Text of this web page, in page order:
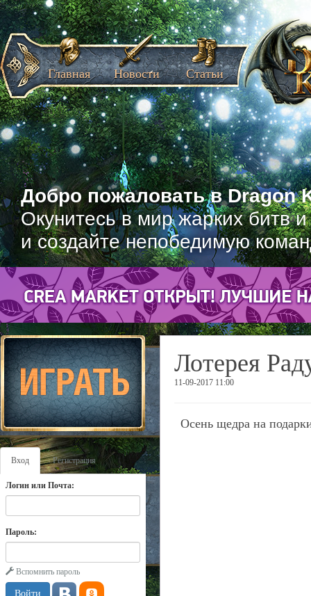
Добро пожаловать в Dragon
Окунитесь в мир жарких битв
и создайте непобедимую
Главная Новости Статьи
Вход Регистрация
Логин или Почта:
Пароль:
Вспомнить пароль
Лотерея
11-09-2017 11:00
Осень щедра на